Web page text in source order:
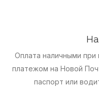
Оплата наличными при
платежом на Новой
паспорт или